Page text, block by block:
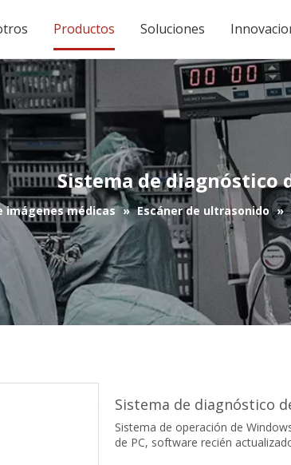
Productos Soluciones
Sistema de diagnóstico
imágenes médicas » Escáner de ultrasonido »
Sistema de diagnóstico
Sistema de operación de
de PC, software recién